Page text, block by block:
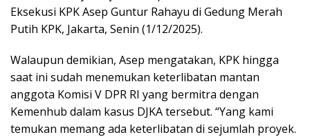
Eksekusi KPK Asep Guntur Rahayu di Gedung Merah
Putih KPK, Jakarta, Senin (1/12/2025).
Walaupun demikian, Asep mengatakan, KPK hingga
saat ini sudah menemukan keterlibatan mantan
anggota Komisi V DPR RI yang bermitra dengan
Kemenhub dalam kasus DJKA tersebut. “Yang kami
temukan memang ada keterlibatan di sejumlah proyek.